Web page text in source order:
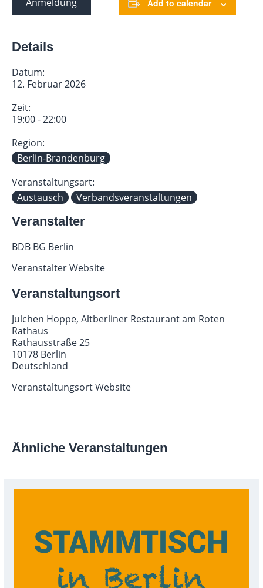
Anmeldung Add to calendar
Details
Datum:
12. Februar 2026
Zeit:
19:00 - 22:00
Region:
Berlin-Brandenburg
Veranstaltungsart:
Austausch
Verbandsveranstaltungen
Veranstalter
BDB BG Berlin
Veranstalter Website
Veranstaltungsort
Julchen Hoppe, Altberliner Restaurant am Roten
Rathaus
Rathausstraße 25
10178 Berlin
Deutschland
Veranstaltungsort Website
Ähnliche Veranstaltungen